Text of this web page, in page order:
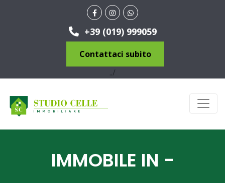
+39 (019) 999059
Contattaci subito
../
IMMOBILE IN -